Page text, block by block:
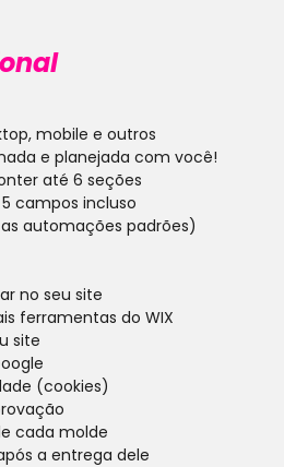
mobile e outros
e planejada com você!
até 6 seções
campos incluso
automações padrões)
no seu site
ferramentas do WIX
site
(cookies)
cada molde
a entrega dele